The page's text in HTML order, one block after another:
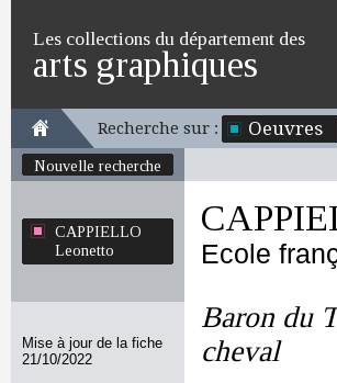
Les collections du département des
arts graphiques
Recherche sur : Oeuvres
Nouvelle recherche
CAPPIELLO
Leonetto
Mise à jour de la fiche
21/10/2022
Ecole
Baron du
cheval